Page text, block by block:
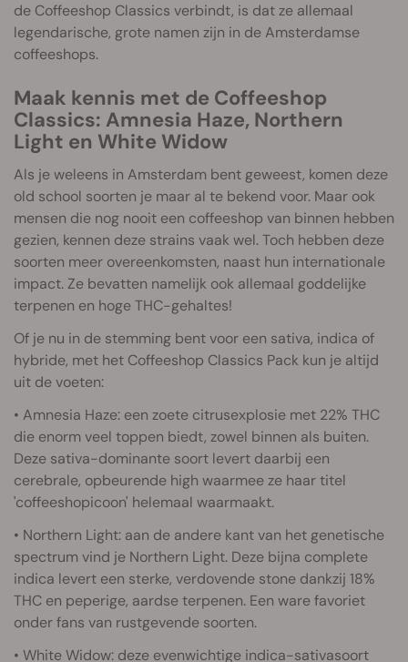
de Coffeeshop Classics verbindt, is dat ze allemaal
legendarische, grote namen zijn in de Amsterdamse
coffeeshops.
Maak kennis met de Coffeeshop
Classics: Amnesia Haze, Northern
Light en White Widow
Als je weleens in Amsterdam bent geweest, komen deze
old school soorten je maar al te bekend voor. Maar ook
mensen die nog nooit een coffeeshop van binnen hebben
gezien, kennen deze strains vaak wel. Toch hebben deze
soorten meer overeenkomsten, naast hun internationale
impact. Ze bevatten namelijk ook allemaal goddelijke
terpenen en hoge THC-gehaltes!
Of je nu in de stemming bent voor een sativa, indica of
hybride, met het Coffeeshop Classics Pack kun je altijd
uit de voeten:
• Amnesia Haze: een zoete citrusexplosie met 22% THC
die enorm veel toppen biedt, zowel binnen als buiten.
Deze sativa-dominante soort levert daarbij een
cerebrale, opbeurende high waarmee ze haar titel
'coffeeshopicoon' helemaal waarmaakt.
• Northern Light: aan de andere kant van het genetische
spectrum vind je Northern Light. Deze bijna complete
indica levert een sterke, verdovende stone dankzij 18%
THC en peperige, aardse terpenen. Een ware favoriet
onder fans van rustgevende soorten.
• White Widow: deze evenwichtige indica-sativasoort